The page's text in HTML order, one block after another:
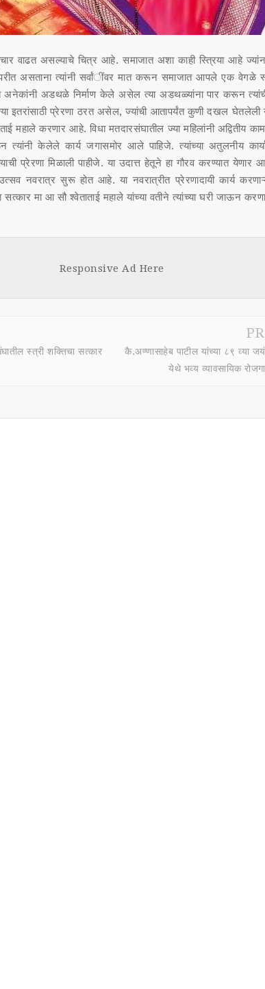
वाढत असल्याचे चित्र आहे. समाजात अशा काही स्त्रिया आहे
असताना त्यांनी सर्वांींवर मात करून समाजात आपले एक वेगळे
अडथळे निर्माण केले असेल त्या अडथळ्यांना पार करून त्यांची
प्रेरणा ठरत असेल, ज्यांची आतापर्यंत कुणी दखल
महाले करणार आहे. विधा मतदारसंघातील ज्या महिलांनी अद्वितीय
त्यांनी केलेले कार्य जगासमोर आले पाहिजे. त्यांच्या अतुलनीय
प्रेरणा मिळाली पाहीजे. या उदात्त हेतूने हा गौरव करण्यात येणार
उत्सव नवरात्र सुरू होत आहे. या नवरात्रीत प्रेरणादायी कार्य
सत्कार मा आ सौ श्वेताताई महाले यांच्या वतीने त्यांच्या घरी जाऊन
Responsive Ad Here
स्त्री शक्तिचा सत्कार
कै.अण्णासाहेब पाटील यांच्या ८९ व्या
येथे भव्य व्यावसायिक